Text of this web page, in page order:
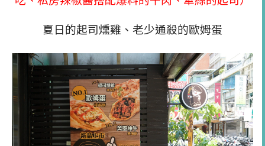
夏日的起司燻雞、老少通殺的歐姆蛋